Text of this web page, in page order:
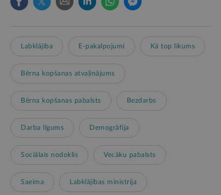
Labklājība E-pakalpojumi Kā top likums
Bērna kopšanas atvaļinājums
Bērna kopšanas pabalsts Bezdarbs
Darba līgums Demogrāfija
Sociālais nodoklis Vecāku pabalsts
Saeima Labklājības ministrija